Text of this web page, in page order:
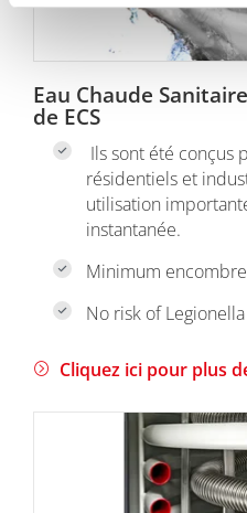
Eau Chaude
de ECS
Ils sont été conçus
résidentiels et
utilisation
instantanée.
Minimum
No risk of
Cliquez ici pour plus